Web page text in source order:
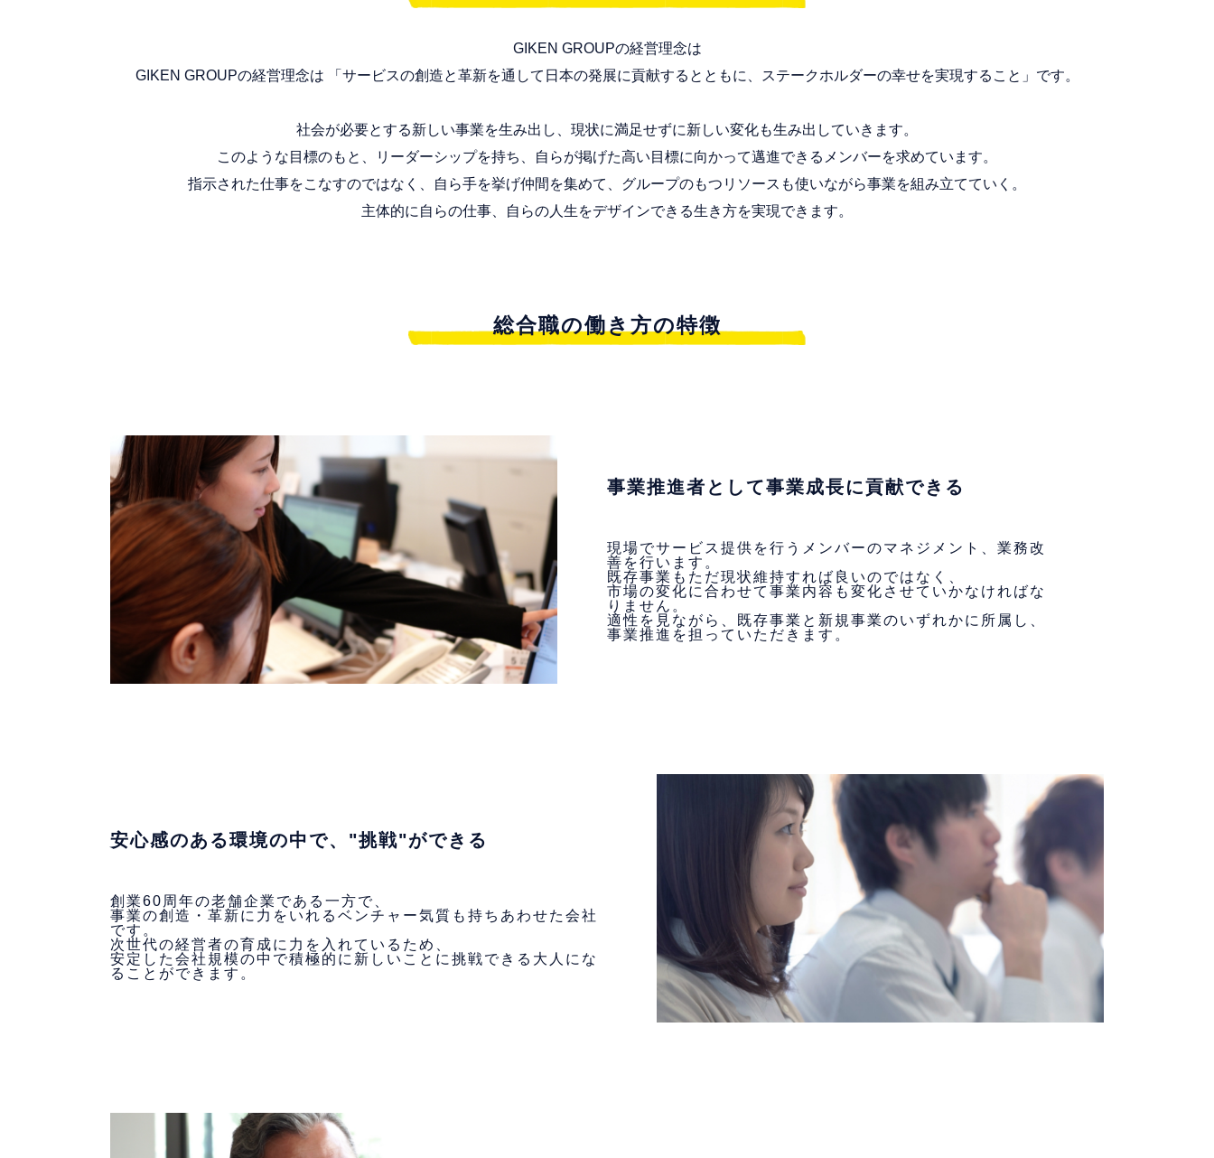
GIKEN GROUPの経営理念は
GIKEN GROUPの経営理念は 「サービスの創造と革新を通して日本の発展に貢献するとともに、ステークホルダーの幸せを実現すること」です。
社会が必要とする新しい事業を生み出し、現状に満足せずに新しい変化も生み出していきます。
このような目標のもと、リーダーシップを持ち、自らが掲げた高い目標に向かって邁進できるメンバーを求めています。
指示された仕事をこなすのではなく、自ら手を挙げ仲間を集めて、グループのもつリソースも使いながら事業を組み立てていく。
主体的に自らの仕事、自らの人生をデザインできる生き方を実現できます。
総合職の働き方の特徴
事業推進者として事業成長に貢献できる
現場でサービス提供を行うメンバーのマネジメント、業務改
善を行います。
既存事業もただ現状維持すれば良いのではなく、
市場の変化に合わせて事業内容も変化させていかなければな
りません。
適性を見ながら、既存事業と新規事業のいずれかに所属し、
事業推進を担っていただきます。
安心感のある環境の中で、"挑戦"ができる
創業60周年の老舗企業である一方で、
事業の創造・革新に力をいれるベンチャー気質も持ちあわせた会社
です。
次世代の経営者の育成に力を入れているため、
安定した会社規模の中で積極的に新しいことに挑戦できる大人にな
ることができます。